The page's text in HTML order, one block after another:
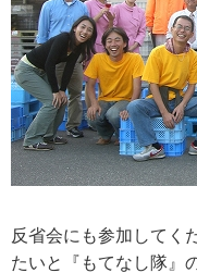
反省会にも参加してく
たいと『もてなし隊』